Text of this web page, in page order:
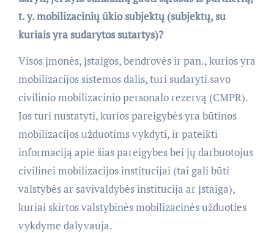
t. y. mobilizacinių ūkio subjektų (subjektų, su
kuriais yra sudarytos sutartys)?
Visos įmonės, įstaigos, bendrovės ir pan., kurios yra
mobilizacijos sistemos dalis, turi sudaryti savo
civilinio mobilizacinio personalo rezervą (CMPR).
Jos turi nustatyti, kurios pareigybės yra būtinos
mobilizacijos užduotims vykdyti, ir pateikti
informaciją apie šias pareigybes bei jų darbuotojus
civilinei mobilizacijos institucijai (tai gali būti
valstybės ar savivaldybės institucija ar įstaiga),
kuriai skirtos valstybinės mobilizacinės užduoties
vykdyme dalyvauja.